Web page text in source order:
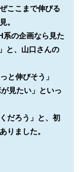
ここまで伸びる
。
系の企画なら見た
と、山口さんの
と伸びそう」
見たい」といっ
だろう」と、初
りました。